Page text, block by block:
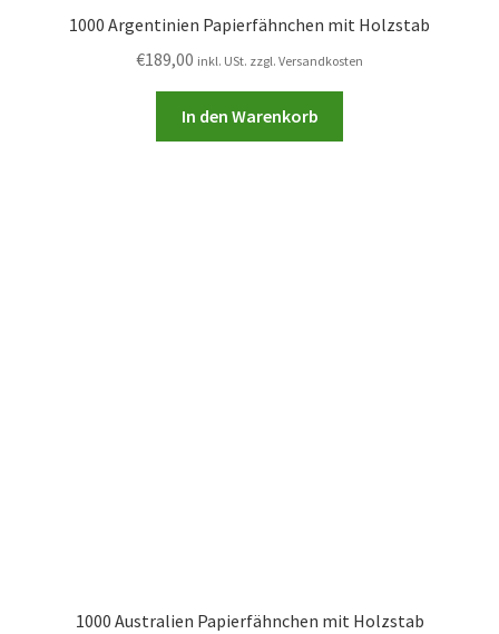
1000 Argentinien Papierfähnchen mit Holzstab
€189,00 inkl. USt. zzgl. Versandkosten
In den Warenkorb
1000 Australien Papierfähnchen mit Holzstab